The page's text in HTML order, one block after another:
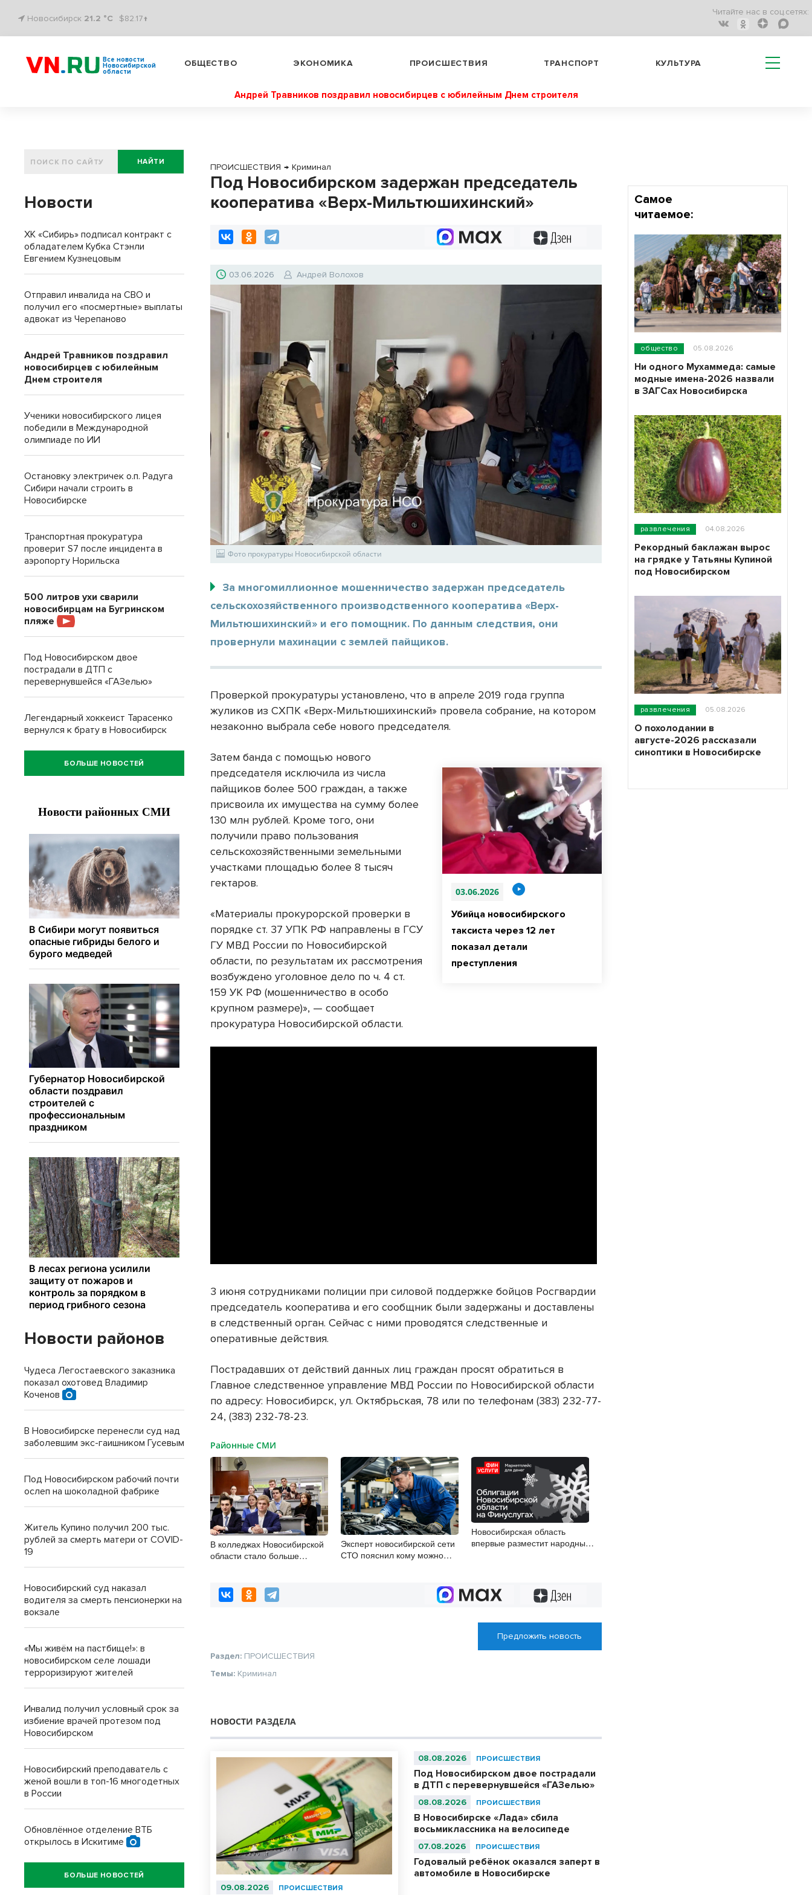
Новосибирск 21.2 °C $82.17↑
Читайте нас в соц.сетях:
Все новости
Новосибирской
области
ОБЩЕСТВО ЭКОНОМИКА ПРОИСШЕСТВИЯ ТРАНСПОРТ КУЛЬТУРА
Андрей Травников поздравил новосибирцев с юбилейным Днем строителя
ПРОИСШЕСТВИЯ → Криминал
Под Новосибирском задержан председатель
кооператива «Верх-Мильтюшихинский»
03.06.2026 Андрей Волохов
Фото прокуратуры Новосибирской области
За многомиллионное мошенничество задержан председатель
сельскохозяйственного производственного кооператива «Верх-
Мильтюшихинский» и его помощник. По данным следствия, они
провернули махинации с землей пайщиков.
Проверкой прокуратуры установлено, что в апреле 2019 года группа
жуликов из СХПК «Верх-Мильтюшихинский» провела собрание, на котором
незаконно выбрала себе нового председателя.
03.06.2026
Убийца новосибирского
таксиста через 12 лет
показал детали
преступления
Затем банда с помощью нового
председателя исключила из числа
пайщиков более 500 граждан, а также
присвоила их имущества на сумму более
130 млн рублей. Кроме того, они
получили право пользования
сельскохозяйственными земельными
участками площадью более 8 тысяч
гектаров.
«Материалы прокурорской проверки в
порядке ст. 37 УПК РФ направлены в ГСУ
ГУ МВД России по Новосибирской
области, по результатам их рассмотрения
возбуждено уголовное дело по ч. 4 ст.
159 УК РФ (мошенничество в особо
крупном размере)», — сообщает
прокуратура Новосибирской области.
3 июня сотрудниками полиции при силовой поддержке бойцов Росгвардии
председатель кооператива и его сообщник были задержаны и доставлены
в следственный орган. Сейчас с ними проводятся следственные и
оперативные действия.
Пострадавших от действий данных лиц граждан просят обратиться в
Главное следственное управление МВД России по Новосибирской области
по адресу: Новосибирск, ул. Октябрьская, 78 или по телефонам (383) 232-77-
24, (383) 232-78-23.
Районные СМИ
В колледжах Новосибирской
области стало больше
Эксперт новосибирской сети
СТО пояснил кому можно
Новосибирская область
впервые разместит народные
Предложить новость
Раздел: ПРОИСШЕСТВИЯ
Темы: Криминал
НОВОСТИ РАЗДЕЛА
09.08.2026 ПРОИСШЕСТВИЯ
08.08.2026 ПРОИСШЕСТВИЯ
Под Новосибирском двое пострадали
в ДТП с перевернувшейся «ГАЗелью»
08.08.2026 ПРОИСШЕСТВИЯ
В Новосибирске «Лада» сбила
восьмиклассника на велосипеде
07.08.2026 ПРОИСШЕСТВИЯ
Годовалый ребёнок оказался заперт в
автомобиле в Новосибирске
НАЙТИ
Новости
ХК «Сибирь» подписал контракт с
обладателем Кубка Стэнли
Евгением Кузнецовым
Отправил инвалида на СВО и
получил его «посмертные» выплаты
адвокат из Черепаново
Андрей Травников поздравил
новосибирцев с юбилейным
Днем строителя
Ученики новосибирского лицея
победили в Международной
олимпиаде по ИИ
Остановку электричек о.п. Радуга
Сибири начали строить в
Новосибирске
Транспортная прокуратура
проверит S7 после инцидента в
аэропорту Норильска
500 литров ухи сварили
новосибирцам на Бугринском
пляже
Под Новосибирском двое
пострадали в ДТП с
перевернувшейся «ГАЗелью»
Легендарный хоккеист Тарасенко
вернулся к брату в Новосибирск
БОЛЬШЕ НОВОСТЕЙ
Новости районов
Чудеса Легостаевского заказника
показал охотовед Владимир
Коченов
В Новосибирске перенесли суд над
заболевшим экс-гаишником Гусевым
Под Новосибирском рабочий почти
ослеп на шоколадной фабрике
Житель Купино получил 200 тыс.
рублей за смерть матери от COVID-
19
Новосибирский суд наказал
водителя за смерть пенсионерки на
вокзале
«Мы живём на пастбище!»: в
новосибирском селе лошади
терроризируют жителей
Инвалид получил условный срок за
избиение врачей протезом под
Новосибирском
Новосибирский преподаватель с
женой вошли в топ-16 многодетных
в России
Обновлённое отделение ВТБ
открылось в Искитиме
БОЛЬШЕ НОВОСТЕЙ
Самое
читаемое:
общество 05.08.2026
Ни одного Мухаммеда: самые
модные имена-2026 назвали
в ЗАГСах Новосибирска
развлечения 04.08.2026
Рекордный баклажан вырос
на грядке у Татьяны Купиной
под Новосибирском
развлечения 05.08.2026
О похолодании в
августе-2026 рассказали
синоптики в Новосибирске